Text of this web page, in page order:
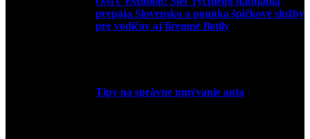
prepája Slovensko a ponúka špičkové služby
pre vodičov aj firemné flotily
Tipy na správne umývanie auta